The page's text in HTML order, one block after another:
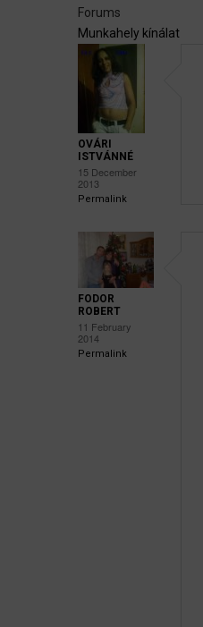
Forums
Munkahely kínálat
OVÁRI
ISTVÁNNÉ
15 December
2013
Permalink
FODOR
ROBERT
11 February
2014
Permalink